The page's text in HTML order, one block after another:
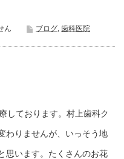
ん ブログ, 歯科医院
しております。村上歯科ク
わりませんが、いっそう地
思います。たくさんのお花